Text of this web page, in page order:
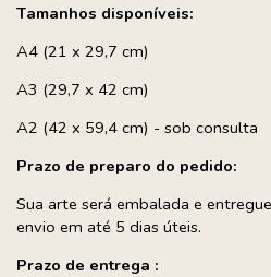
Tamanhos disponíveis:
A4 (21 x 29,7 cm)
A3 (29,7 x 42 cm)
A2 (42 x 59,4 cm) - sob consulta
Prazo de preparo do pedido:
Sua arte será embalada e
envio em até 5 dias úteis.
Prazo de entrega :